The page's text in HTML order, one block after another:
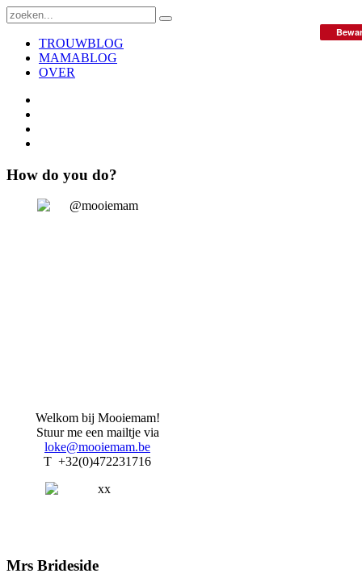
TROUWBLOG
MAMABLOG
OVER
How do you do?
Welkom bij Mooiemam!
Stuur me een mailtje via
loke@mooiemam.be
T +32(0)472231716
Mrs Brideside